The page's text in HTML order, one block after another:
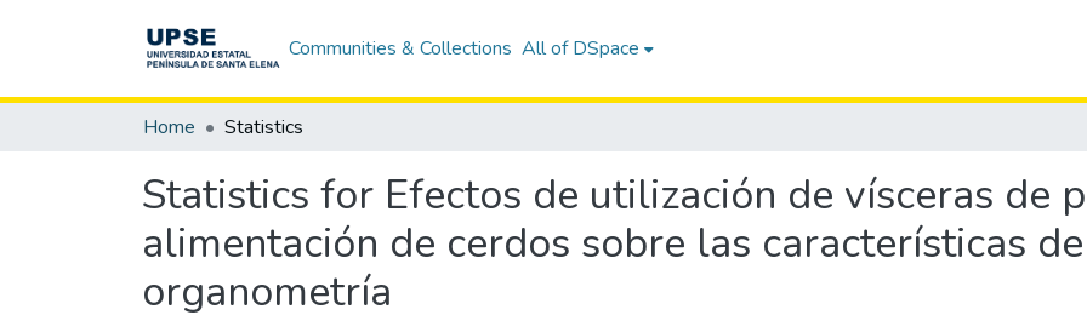
Communities & Collections All of DSpace
Home Statistics
Statistics for Efectos de utilización de vísceras de
alimentación de cerdos sobre las características
organometría